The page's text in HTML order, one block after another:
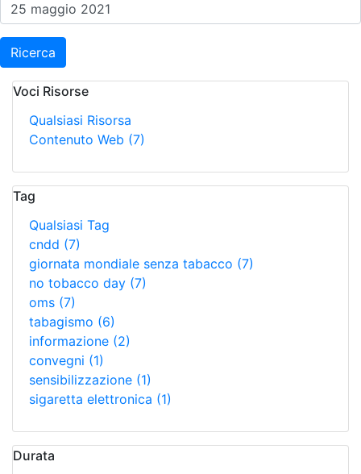
Ricerca
Voci Risorse
Qualsiasi Risorsa
Contenuto Web (7)
Tag
Qualsiasi Tag
cndd (7)
giornata mondiale senza tabacco (7)
no tobacco day (7)
oms (7)
tabagismo (6)
informazione (2)
convegni (1)
sensibilizzazione (1)
sigaretta elettronica (1)
Durata